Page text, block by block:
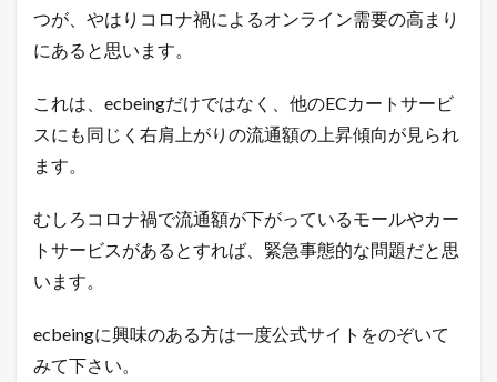
つが、やはりコロナ禍によるオンライン需要の高まり
にあると思います。
これは、ecbeingだけではなく、他のECカートサービ
スにも同じく右肩上がりの流通額の上昇傾向が見られ
ます。
むしろコロナ禍で流通額が下がっているモールやカー
トサービスがあるとすれば、緊急事態的な問題だと思
います。
ecbeingに興味のある方は一度公式サイトをのぞいて
みて下さい。